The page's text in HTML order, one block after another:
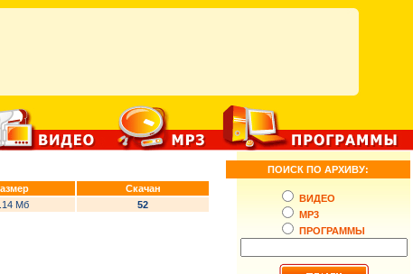
Скачан
Мб 52
ПОИСК ПО АРХИВУ:
ВИДЕО
MP3
ПРОГРАММЫ